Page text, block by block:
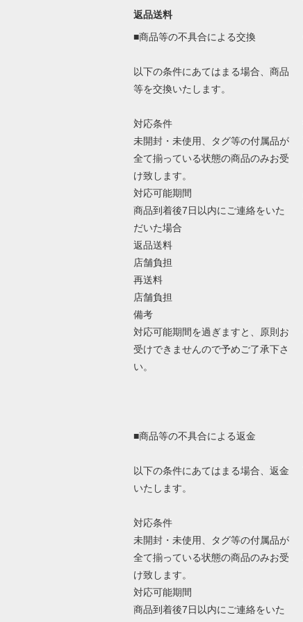
返品送料
■商品等の不具合による交換
以下の条件にあてはまる場合、商品
等を交換いたします。
対応条件
未開封・未使用、タグ等の付属品が
全て揃っている状態の商品のみお受
け致します。
対応可能期間
商品到着後7日以内にご連絡をいた
だいた場合
返品送料
店舗負担
再送料
店舗負担
備考
対応可能期間を過ぎますと、原則お
受けできませんので予めご了承下さ
い。
■商品等の不具合による返金
以下の条件にあてはまる場合、返金
いたします。
対応条件
未開封・未使用、タグ等の付属品が
全て揃っている状態の商品のみお受
け致します。
対応可能期間
商品到着後7日以内にご連絡をいた